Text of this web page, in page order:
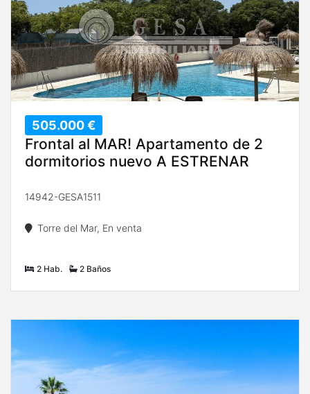
505.000 €
Frontal al MAR! Apartamento de 2
dormitorios nuevo A ESTRENAR
14942-GESA1511
Torre del Mar, En venta
2 Hab. 2 Baños